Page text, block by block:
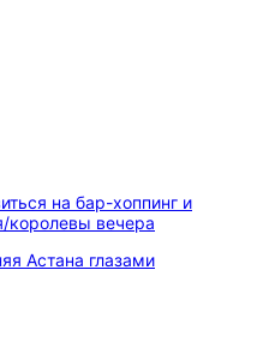
на бар-хоппинг и
королевы вечера